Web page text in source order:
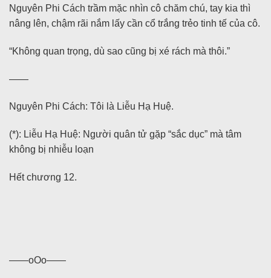
Nguyên Phi Cách trầm mặc nhìn cô chăm chú, tay kia thì
nâng lên, chậm rãi nắm lấy cần cổ trắng trẻo tinh tế của cô.
“Không quan trọng, dù sao cũng bị xé rách mà thôi.”
——
Nguyên Phi Cách: Tôi là Liễu Hạ Huệ.
(*): Liễu Hạ Huệ: Người quân tử gặp “sắc dục” mà tâm
không bị nhiễu loạn
Hết chương 12.
——oOo——